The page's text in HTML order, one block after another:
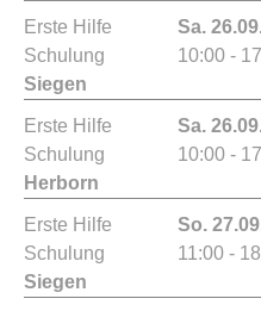
Erste Hilfe
Schulung
Siegen
Sa.
10:00 -
Erste Hilfe
Schulung
Herborn
Sa.
10:00 -
Erste Hilfe
Schulung
Siegen
So.
11:00 -